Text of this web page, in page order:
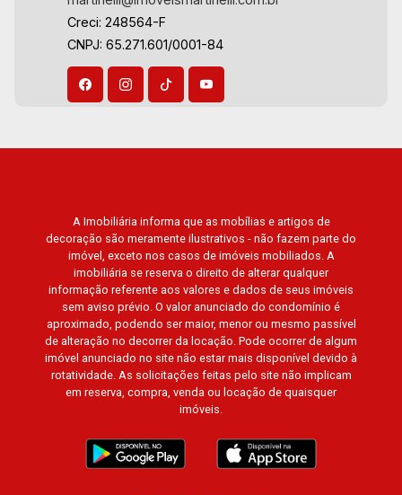
Giardino Terrae, Província de Roma, Lumnesia,
Madison Square Garden, Verona, Barcelona,
Guaecá, Fiúsa One, Icon, Uber Gaudi, Matisse,
Promenade, Botanic Garden, Nova Aliança
Residence, Le Nôtre, Perspective, Domaine
de Lisboa, Cidade de Madrid, Cidade de Viena,
Cidade de Barcelona, Cidade de Zurique, L?
Essence, Magna Vista, British Columbia, Dijon,
Jardim de Luxemburgo, Exklusiv Golf, Exklusiv
Essenz, Mirante CondoClub, Hydeperk, Urban,
Stuttgart, Mondrian, Bahamas, Monte Sinai,
Pennsylvania, Villa Toscana, Sur Le Jardin,
Atlanta, Sapucaia, Van Gogh, Cenário, Parc Sul,
Alleanza D?Oro, Rodin, Candeias, Apiacás, Blend
Coliving, Una Caramuru, Quintessence, Liber
Condomínio Resort, Asas do Sul, Tapuias
Residencial, Manhattan, Lumiere, Civitas,
Creci: 248564-F
CNPJ: 65.271.601/0001-84
A Imobiliária informa que as mobílias e artigos de
decoração são meramente ilustrativos - não fazem parte do
imóvel, exceto nos casos de imóveis mobiliados. A
imobiliária se reserva o direito de alterar qualquer
informação referente aos valores e dados de seus imóveis
sem aviso prévio. O valor anunciado do condomínio é
aproximado, podendo ser maior, menor ou mesmo passível
de alteração no decorrer da locação. Pode ocorrer de algum
imóvel anunciado no site não estar mais disponível devido à
rotatividade. As solicitações feitas pelo site não implicam
em reserva, compra, venda ou locação de quaisquer
imóveis.